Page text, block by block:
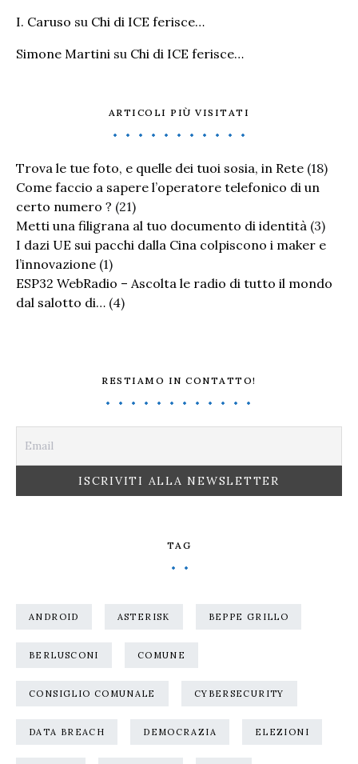
I. Caruso su Chi di ICE ferisce…
Simone Martini su Chi di ICE ferisce…
ARTICOLI PIÙ VISITATI
Trova le tue foto, e quelle dei tuoi sosia, in Rete (18)
Come faccio a sapere l’operatore telefonico di un
certo numero ? (21)
Metti una filigrana al tuo documento di identità (3)
I dazi UE sui pacchi dalla Cina colpiscono i maker e
l’innovazione (1)
ESP32 WebRadio – Ascolta le radio di tutto il mondo
dal salotto di… (4)
RESTIAMO IN CONTATTO!
TAG
ANDROID ASTERISK BEPPE GRILLO
BERLUSCONI COMUNE
CONSIGLIO COMUNALE CYBERSECURITY
DATA BREACH DEMOCRAZIA ELEZIONI